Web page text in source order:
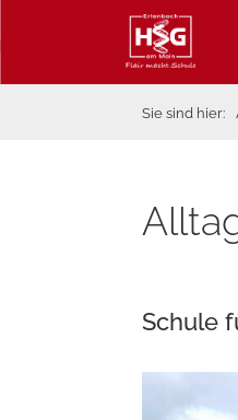
Sie sind hier:
Schule